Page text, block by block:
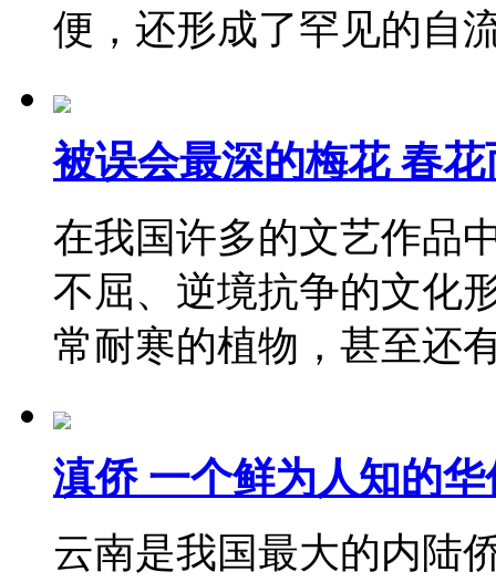
便，还形成了罕见的
被误会最深的梅花 春
在我国许多的文艺作品
不屈、逆境抗争的文化
常耐寒的植物，甚至
滇侨 一个鲜为人知的
云南是我国最大的内陆